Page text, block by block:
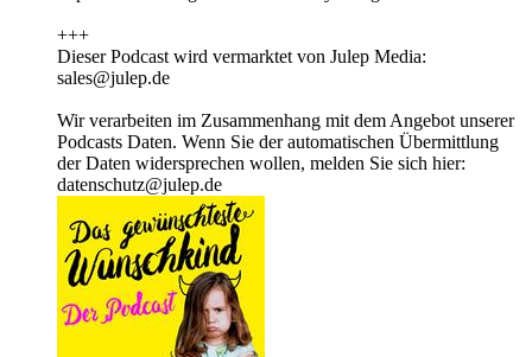
+++
Dieser Podcast wird vermarktet von Julep Media:
sales@julep.de
Wir verarbeiten im Zusammenhang mit dem Angebot unserer
Podcasts Daten. Wenn Sie der automatischen Übermittlung
der Daten widersprechen wollen, melden Sie sich hier:
datenschutz@julep.de